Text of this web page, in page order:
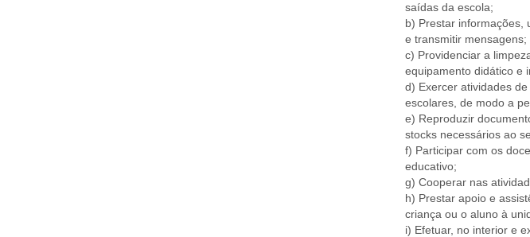
saídas da escola;
b) Prestar informações,
e transmitir mensagens;
c) Providenciar a
equipamento didático e
d) Exercer atividades
escolares, de modo a
e) Reproduzir
stocks necessários ao
f) Participar com os
educativo;
g) Cooperar nas
h) Prestar apoio e
criança ou o aluno à
i) Efetuar, no interior e